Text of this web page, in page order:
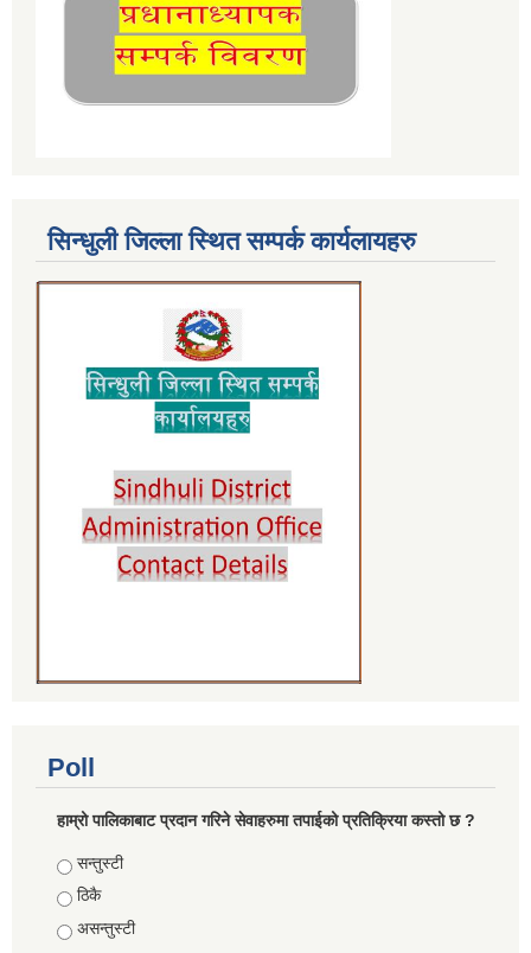
सिन्धुली जिल्ला स्थित सम्पर्क कार्यलायहरु
Poll
हाम्रो पालिकाबाट प्रदान गरिने सेवाहरुमा तपाईको प्रतिक्रिया कस्तो छ ?
Choices
सन्तुस्टी
ठिकै
असन्तुस्टी